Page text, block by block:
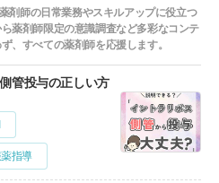
剤師の日常業務やスキルアップに役立つ
薬剤師限定の意識調査など多彩なコンテ
、すべての薬剤師を応援します。
管投与の正しい方
指導